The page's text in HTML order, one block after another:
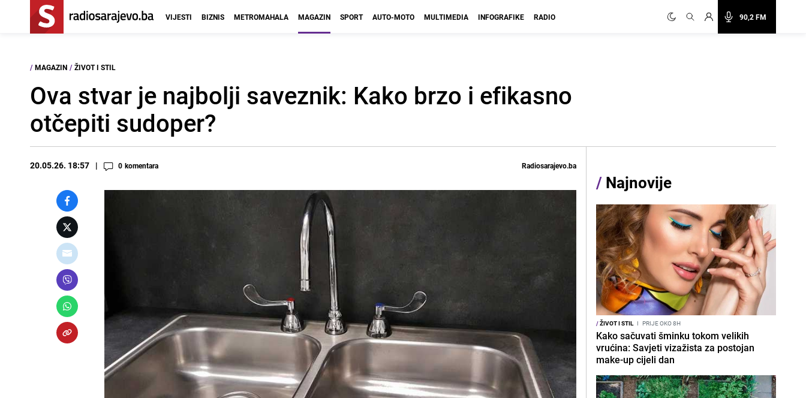
90,2 FM
VIJESTI BIZNIS METROMAHALA MAGAZIN SPORT AUTO-MOTO MULTIMEDIA INFOGRAFIKE RADIO
/ MAGAZIN / ŽIVOT I STIL
Ova stvar je najbolji saveznik: Kako brzo i efikasno
otčepiti sudoper?
20.05.26. 18:57 0 komentara Radiosarajevo.ba
/ Najnovije
/ŽIVOT I STIL I PRIJE OKO 8H
Kako sačuvati šminku tokom velikih
vrućina: Savjeti vizažista za postojan
make-up cijeli dan